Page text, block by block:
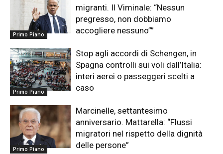
Primo Piano
migranti. Il Viminale: “Nessun
pregresso, non dobbiamo
accogliere nessuno””
Primo Piano
Stop agli accordi di Schengen, in
Spagna controlli sui voli dall’Italia:
interi aerei o passeggeri scelti a
caso
Primo Piano
Marcinelle, settantesimo
anniversario. Mattarella: “Flussi
migratori nel rispetto della dignità
delle persone”